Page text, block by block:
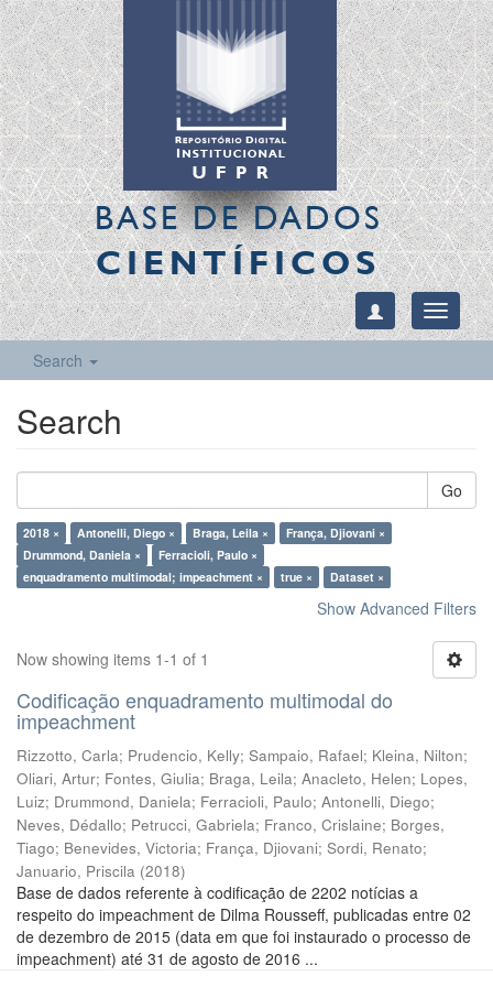
BASE DE DADOS
CIENTÍFICOS
Toggle
Search
Search
Go
2018 × Antonelli, Diego × Braga, Leila ×
França, Djiovani ×
Drummond, Daniela ×
Ferracioli, Paulo ×
enquadramento multimodal; impeachment ×
true × Dataset ×
Show Advanced Filters
Now showing items 1-1 of 1
Codificação enquadramento multimodal do
impeachment
Rizzotto, Carla; Prudencio, Kelly; Sampaio, Rafael; Kleina, Nilton;
Oliari, Artur; Fontes, Giulia; Braga, Leila; Anacleto, Helen; Lopes,
Luiz; Drummond, Daniela; Ferracioli, Paulo; Antonelli, Diego;
Neves, Dédallo; Petrucci, Gabriela; Franco, Crislaine; Borges,
Tiago; Benevides, Victoria; França, Djiovani; Sordi, Renato;
Januario, Priscila (2018)
Base de dados referente à codificação de 2202 notícias a
respeito do impeachment de Dilma Rousseff, publicadas entre 02
de dezembro de 2015 (data em que foi instaurado o processo de
impeachment) até 31 de agosto de 2016 ...